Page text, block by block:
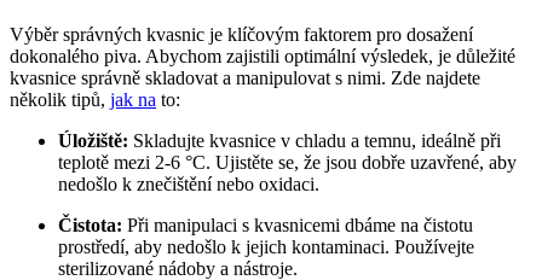
Výběr správných kvasnic ⁤je klíčovým faktorem pro dosažení⁣
dokonalého piva. Abychom zajistili optimální⁤ výsledek,‌ je důležité
kvasnice správně skladovat a manipulovat s nimi. Zde najdete
několik tipů, jak na to:
Úložiště: Skladujte kvasnice ⁣v chladu a temnu, ⁣ideálně při⁤
teplotě mezi‍ 2-6 °C. Ujistěte‌ se, že⁤ jsou dobře uzavřené, aby
nedošlo k znečištění nebo ‍oxidaci.
Čistota: Při manipulaci s kvasnicemi⁤ dbáme na čistotu
prostředí, aby ⁢nedošlo k jejich kontaminaci. Používejte
sterilizované⁢ nádoby a nástroje.